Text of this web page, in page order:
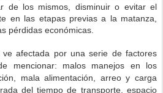
de los mismos, disminuir o evitar el
en las etapas previas a la matanza,
pérdidas económicas.
afectada por una serie de factores
mencionar: malos manejos en los
mala alimentación, arreo y carga
del tiempo de transporte, espacio